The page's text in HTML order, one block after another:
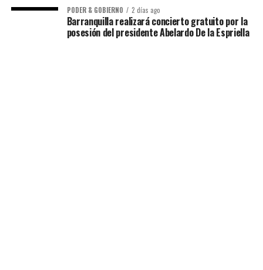
PODER & GOBIERNO 2 días ago
Barranquilla realizará concierto gratuito por la
posesión del presidente Abelardo De la Espriella